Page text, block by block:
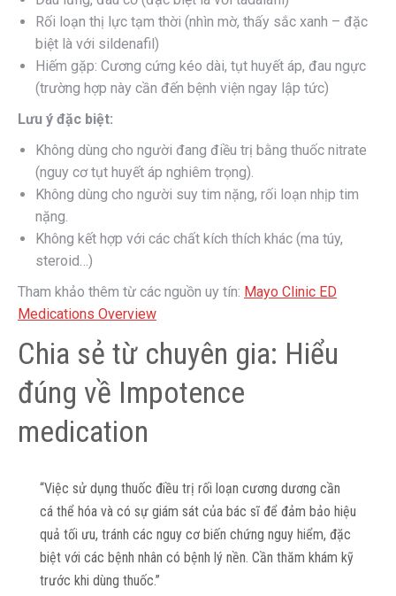
Rối loạn thị lực tạm thời (nhìn mờ, thấy sắc xanh – đặc
biệt là với sildenafil)
Hiếm gặp: Cương cứng kéo dài, tụt huyết áp, đau ngực
(trường hợp này cần đến bệnh viện ngay lập tức)
Lưu ý đặc biệt:
Không dùng cho người đang điều trị bằng thuốc nitrate
(nguy cơ tụt huyết áp nghiêm trọng).
Không dùng cho người suy tim nặng, rối loạn nhịp tim
nặng.
Không kết hợp với các chất kích thích khác (ma túy,
steroid…)
Tham khảo thêm từ các nguồn uy tín: Mayo Clinic ED
Medications Overview
Chia sẻ từ chuyên gia: Hiểu
đúng về Impotence
medication
“Việc sử dụng thuốc điều trị rối loạn cương dương cần
cá thể hóa và có sự giám sát của bác sĩ để đảm bảo hiệu
quả tối ưu, tránh các nguy cơ biến chứng nguy hiểm, đặc
biệt với các bệnh nhân có bệnh lý nền. Cần thăm khám kỹ
trước khi dùng thuốc.”